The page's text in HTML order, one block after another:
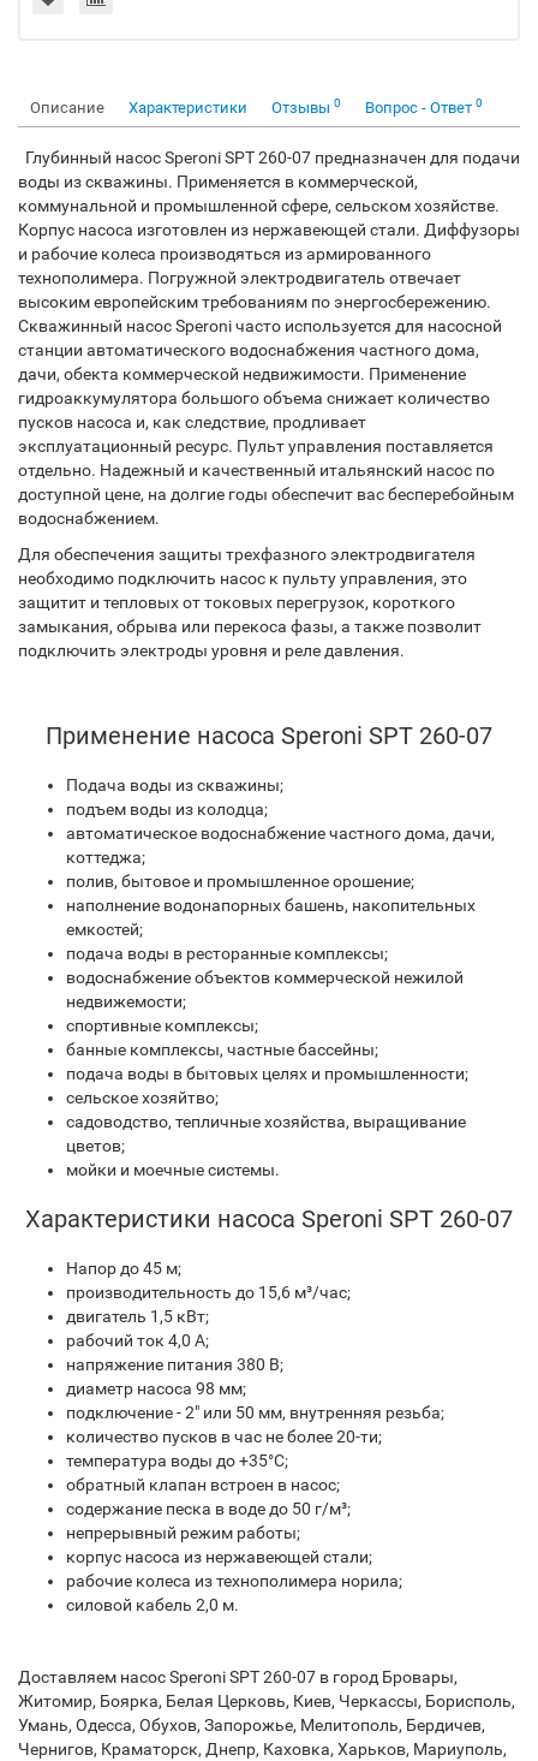
Описание Характеристики Отзывы 0 Вопрос - Ответ 0
Глубинный насос Speroni SPT 260-07 предназначен для подачи
воды из скважины. Применяется в коммерческой,
коммунальной и промышленной сфере, сельском хозяйстве.
Корпус насоса изготовлен из нержавеющей стали. Диффузоры
и рабочие колеса производяться из армированного
технополимера. Погружной электродвигатель отвечает
высоким европейским требованиям по энергосбережению.
Скважинный насос Speroni часто используется для насосной
станции автоматического водоснабжения частного дома,
дачи, обекта коммерческой недвижимости. Применение
гидроаккумулятора большого объема снижает количество
пусков насоса и, как следствие, продливает
эксплуатационный ресурс. Пульт управления поставляется
отдельно. Надежный и качественный итальянский насос по
доступной цене, на долгие годы обеспечит вас бесперебойным
водоснабжением.
Для обеспечения защиты трехфазного электродвигателя
необходимо подключить насос к пульту управления, это
защитит и тепловых от токовых перегрузок, короткого
замыкания, обрыва или перекоса фазы, а также позволит
подключить электроды уровня и реле давления.
Применение насоса Speroni SPT 260-07
Подача воды из скважины;
подъем воды из колодца;
автоматическое водоснабжение частного дома, дачи,
коттеджа;
полив, бытовое и промышленное орошение;
наполнение водонапорных башень, накопительных
емкостей;
подача воды в ресторанные комплексы;
водоснабжение объектов коммерческой нежилой
недвижемости;
спортивные комплексы;
банные комплексы, частные бассейны;
подача воды в бытовых целях и промышленности;
сельское хозяйтво;
садоводство, тепличные хозяйства, выращивание
цветов;
мойки и моечные системы.
Характеристики насоса Speroni SPT 260-07
Напор до 45 м;
производительность до 15,6 м³/час;
двигатель 1,5 кВт;
рабочий ток 4,0 A;
напряжение питания 380 В;
диаметр насоса 98 мм;
подключение - 2" или 50 мм, внутренняя резьба;
количество пусков в час не более 20-ти;
температура воды до +35°С;
обратный клапан встроен в насос;
содержание песка в воде до 50 г/м³;
непрерывный режим работы;
корпус насоса из нержавеющей стали;
рабочие колеса из технополимера норила;
силовой кабель 2,0 м.
Доставляем насос Speroni SPT 260-07 в город Бровары,
Житомир, Боярка, Белая Церковь, Киев, Черкассы, Борисполь,
Умань, Одесса, Обухов, Запорожье, Мелитополь, Бердичев,
Чернигов, Краматорск, Днепр, Каховка, Харьков, Мариуполь,